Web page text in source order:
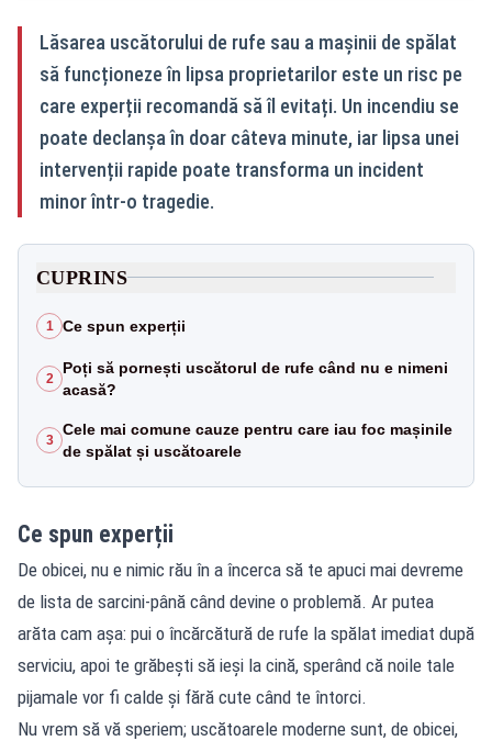
Lăsarea uscătorului de rufe sau a mașinii de spălat
să funcționeze în lipsa proprietarilor este un risc pe
care experții recomandă să îl evitați. Un incendiu se
poate declanșa în doar câteva minute, iar lipsa unei
intervenții rapide poate transforma un incident
minor într-o tragedie.
CUPRINS
1 Ce spun experții
2
Poți să pornești uscătorul de rufe când nu e nimeni
acasă?
3
Cele mai comune cauze pentru care iau foc mașinile
de spălat și uscătoarele
Ce spun experții
De obicei, nu e nimic rău în a încerca să te apuci mai devreme
de lista de sarcini-până când devine o problemă. Ar putea
arăta cam așa: pui o încărcătură de rufe la spălat imediat după
serviciu, apoi te grăbești să ieși la cină, sperând că noile tale
pijamale vor fi calde și fără cute când te întorci.
Nu vrem să vă speriem; uscătoarele moderne sunt, de obicei,